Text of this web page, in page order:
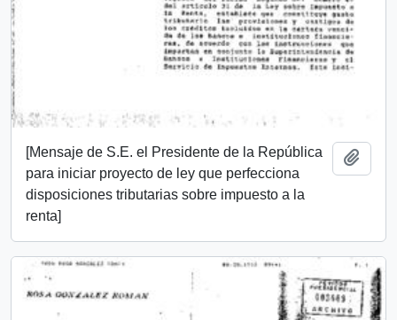
[Mensaje de S.E. el Presidente de la República
para iniciar proyecto de ley que perfecciona
disposiciones tributarias sobre impuesto a la
renta]